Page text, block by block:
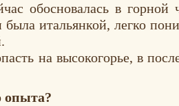
обосновалась в горной
итальянкой, легко
на высокогорье, в
опыта?